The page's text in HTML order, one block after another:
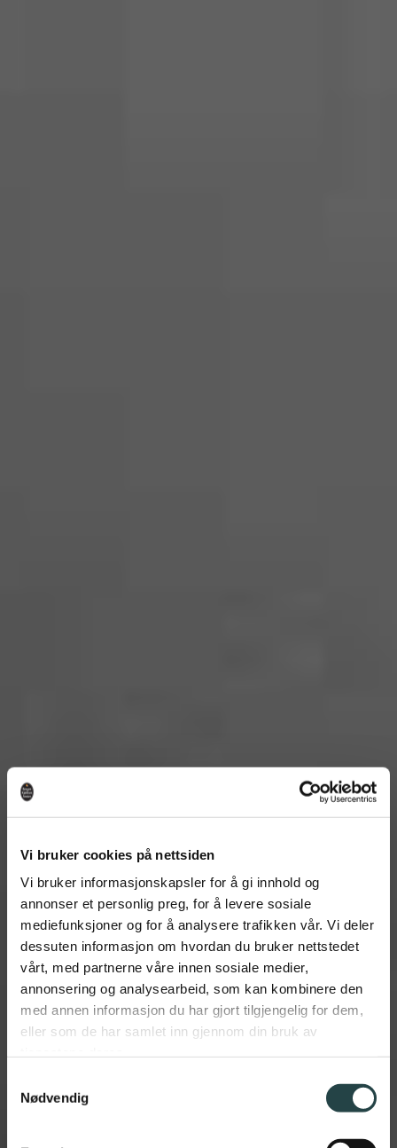
Vi bruker cookies på nettsiden
Vi bruker informasjonskapsler for å gi innhold og
annonser et personlig preg, for å levere sosiale
mediefunksjoner og for å analysere trafikken vår. Vi deler
dessuten informasjon om hvordan du bruker nettstedet
vårt, med partnerne våre innen sosiale medier,
annonsering og analysearbeid, som kan kombinere den
med annen informasjon du har gjort tilgjengelig for dem,
eller som de har samlet inn gjennom din bruk av
Nødvendig